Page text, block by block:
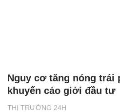
THỊ TRƯỜNG 24H
Nguy cơ tăng nóng trái
khuyến cáo giới đầu tư